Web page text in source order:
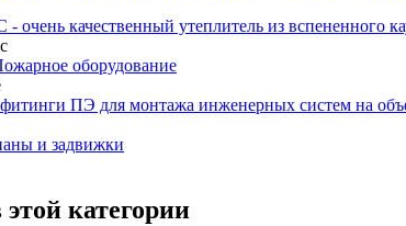
качественный утеплитель из вспененного
оборудование
ПЭ для монтажа инженерных систем на
и задвижки
категории